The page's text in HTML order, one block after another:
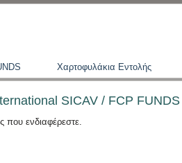
Χαρτοφυλάκια Εντολής
SICAV / FCP FUNDS
που ενδιαφέρεστε.